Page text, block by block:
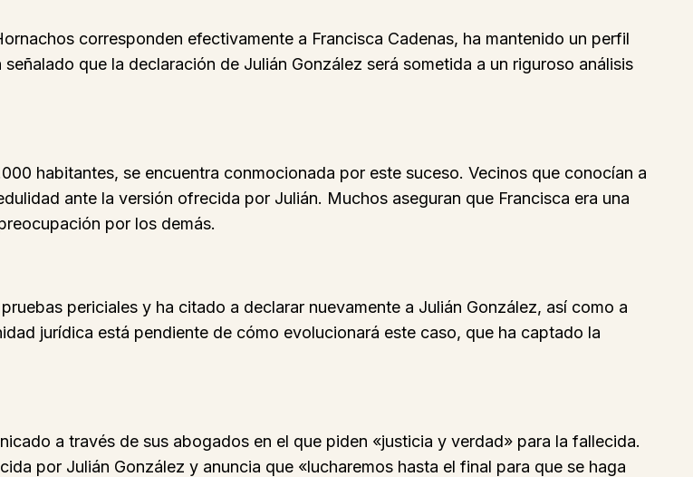
corresponden efectivamente a Francisca Cadenas, ha mantenido un perfil
que la declaración de Julián González será sometida a un riguroso análisis
habitantes, se encuentra conmocionada por este suceso. Vecinos que conocían a
ante la versión ofrecida por Julián. Muchos aseguran que Francisca era una
por los demás.
periciales y ha citado a declarar nuevamente a Julián González, así como a
jurídica está pendiente de cómo evolucionará este caso, que ha captado la
a través de sus abogados en el que piden «justicia y verdad» para la fallecida.
por Julián González y anuncia que «lucharemos hasta el final para que se haga